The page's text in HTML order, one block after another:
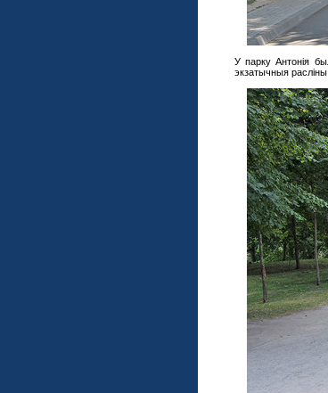
У парку Антонія
экзатычныя